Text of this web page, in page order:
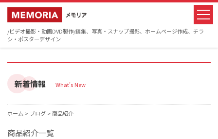
/ビデオ撮影・動画DVD製作/編集、写真・スナップ撮影、ホームページ作成、チラ
シ・ポスターデザイン
新着情報 What's New
ホーム > ブログ > 商品紹介
商品紹介一覧